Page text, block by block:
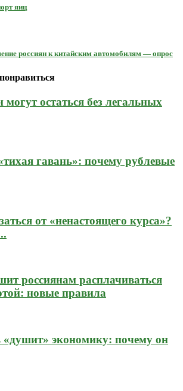
яиц
россиян к китайским автомобилям — опрос
остаться без легальных
гавань»: почему рублевые
от «ненастоящего курса»?
россиянам расплачиваться
новые правила
экономику: почему он